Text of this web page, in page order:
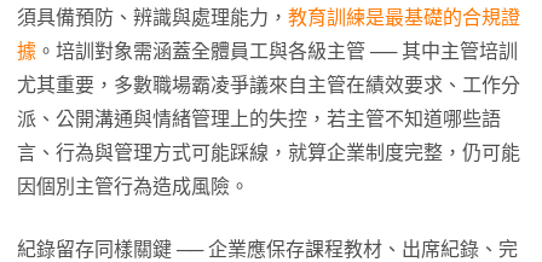
須具備預防、辨識與處理能力， 教育訓練是最基礎的合規證
據 。培訓對象需涵蓋全體員工與各級主管 ── 其中主管培訓
尤其重要，多數職場霸凌爭議來自主管在績效要求、工作分
派、公開溝通與情緒管理上的失控，若主管不知道哪些語
言、行為與管理方式可能踩線，就算企業制度完整，仍可能
因個別主管行為造成風險。
紀錄留存同樣關鍵 ── 企業應保存課程教材、出席紀錄、完